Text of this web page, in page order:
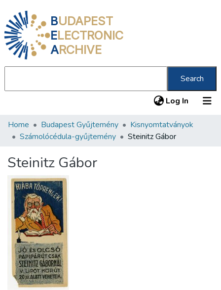
BUDAPEST
ELECTRONIC
ARCHIVE
Search
Log In (current)
Communities & Collections
Statistics
About us
Home Budapest Gyűjtemény
Kisnyomtatványok
Számolócédula-gyűjtemény
Steinitz Gábor
Steinitz Gábor